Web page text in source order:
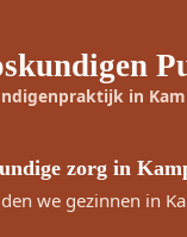
in
zorg in
we gezinnen in